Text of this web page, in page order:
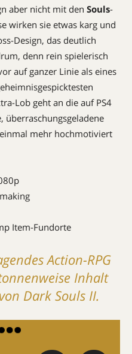
aber nicht mit den Souls-
wirken sie etwas karg und
Design, das deutlich
denn rein spielerisch
auf ganzer Linie als eines
Lob geht an die auf PS4
überraschungsgeladene
mehr hochmotiviert
Item-Fundorte
Action-RPG
Inhalt 
Dark Souls II.